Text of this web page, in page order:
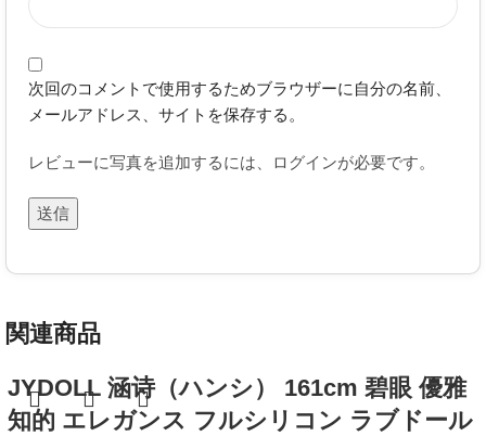
次回のコメントで使用するためブラウザーに自分の名前、
メールアドレス、サイトを保存する。
レビューに写真を追加するには、ログインが必要です。
関連商品
JYDOLL 涵诗（ハンシ） 161cm 碧眼 優雅
知的 エレガンス フルシリコン ラブドール